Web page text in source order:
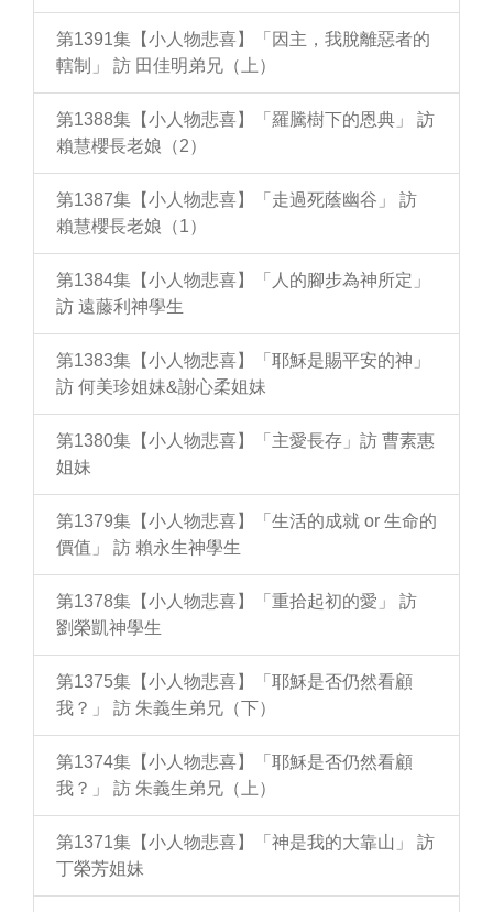
第1391集【小人物悲喜】「因主，我脫離惡者的
轄制」 訪 田佳明弟兄（上）
第1388集【小人物悲喜】「羅騰樹下的恩典」 訪
賴慧櫻長老娘（2）
第1387集【小人物悲喜】「走過死蔭幽谷」 訪
賴慧櫻長老娘（1）
第1384集【小人物悲喜】「人的腳步為神所定」
訪 遠藤利神學生
第1383集【小人物悲喜】「耶穌是賜平安的神」
訪 何美珍姐妹&謝心柔姐妹
第1380集【小人物悲喜】「主愛長存」訪 曹素惠
姐妹
第1379集【小人物悲喜】「生活的成就 or 生命的
價值」 訪 賴永生神學生
第1378集【小人物悲喜】「重拾起初的愛」 訪
劉榮凱神學生
第1375集【小人物悲喜】「耶穌是否仍然看顧
我？」 訪 朱義生弟兄（下）
第1374集【小人物悲喜】「耶穌是否仍然看顧
我？」 訪 朱義生弟兄（上）
第1371集【小人物悲喜】「神是我的大靠山」 訪
丁榮芳姐妹